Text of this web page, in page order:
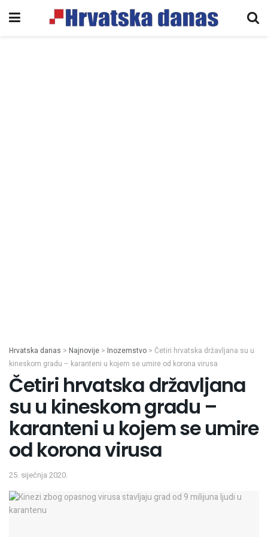
Hrvatska danas > Najnovije > Inozemstvo > Četiri hrvatska državljana su u
kineskom gradu – karanteni u kojem se umire od korona virusa
Četiri hrvatska državljana
su u kineskom gradu –
karanteni u kojem se umire
od korona virusa
25. siječnja 2020.